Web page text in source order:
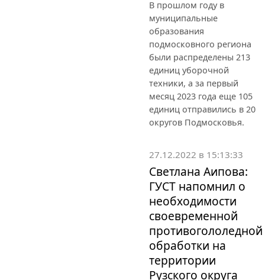
В прошлом году в
муниципальные
образования
подмосковного региона
были распределены 213
единиц уборочной
техники, а за первый
месяц 2023 года еще 105
единиц отправились в 20
округов Подмосковья.
27.12.2022 в 15:13:33
Светлана Аипова:
ГУСТ напомнил о
необходимости
своевременной
противогололедной
обработки на
территории
Рузского округа